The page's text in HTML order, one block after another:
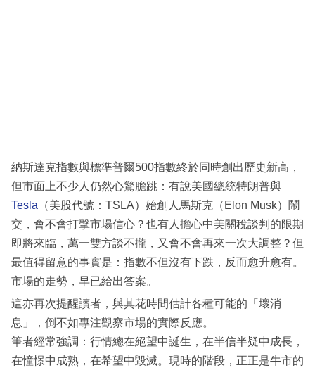
區
納斯達克指數與標準普爾500指數終於同時創出歷史新高，
但市面上不少人仍然心驚膽跳：有說美國總統特朗普與
Tesla （美股代號：TSLA）始創人馬斯克（Elon Musk）鬧
交，會不會打擊市場信心？也有人擔心中美關稅談判的限期
即將來臨，萬一雙方談不攏，又會不會再來一次大調整？但
最值得留意的事實是：指數不但沒有下跌，反而愈升愈有。
市場的走勢，早已給出答案。
這亦再次提醒讀者，與其花時間估計各種可能的「壞消
息」，倒不如專注觀察市場的實際反應。
筆者經常強調：行情總在絕望中誕生，在半信半疑中成長，
在憧憬中成熟，在希望中毀滅。現時的階段，正正是牛市的